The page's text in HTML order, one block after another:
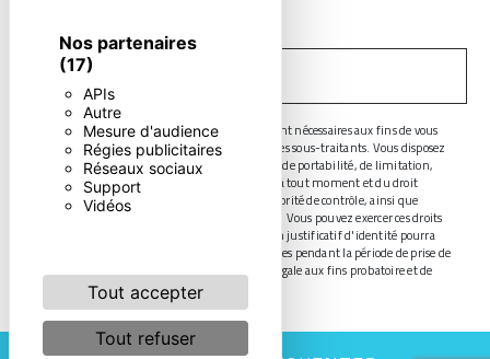
Nos partenaires
(17)
APIs
Autre
Mesure d'audience
Régies publicitaires
Réseaux sociaux
Support
Vidéos
Tout accepter
Tout refuser
** Les données personnelles communiquées sont nécessaires aux fins de vous
contacter. Elles sont destinées à l'entreprise et ses sous-traitants. Vous disposez
de droits d’accès, de rectification, d’effacement, de portabilité, de limitation,
d’opposition, de retrait de votre consentement à tout moment et du droit
d’introduire une réclamation auprès d’une autorité de contrôle, ainsi que
d’organiser le sort de vos données post-mortem. Vous pouvez exercer ces droits
par voie postale ou par courrier électronique. Un justificatif d'identité pourra
vous être demandé. Nous conservons vos données pendant la période de prise de
contact puis pendant la durée de prescription légale aux fins probatoire et de
gestion des contentieux.